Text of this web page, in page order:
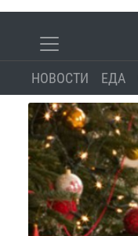
НОВОСТИ ЕДА